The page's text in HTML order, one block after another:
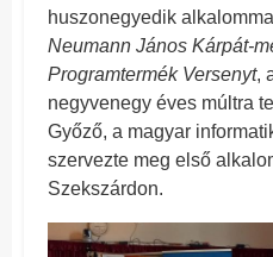
huszonegyedik
Neumann János Kárpát-
Programtermék Versenyt,
negyvenegy éves múltra
Győző, a magyar
szervezte meg első
Szekszárdon.